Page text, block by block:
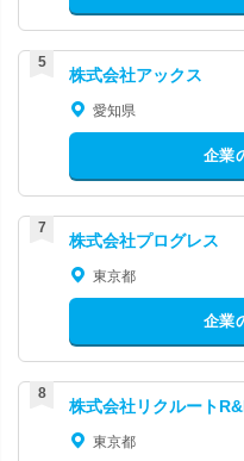
株式会社アックス
愛知県
企業
株式会社プログレス
東京都
企業
株式会社リクルート
東京都